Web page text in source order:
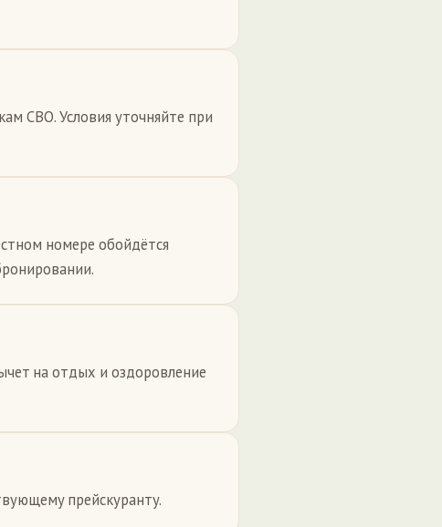
СВО. Условия уточняйте при
номере обойдётся
на отдых и оздоровление
прейскуранту.